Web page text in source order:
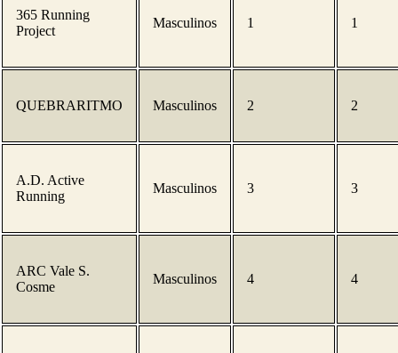
365 Running
Project
Masculinos 1 1
QUEBRARITMO Masculinos 2 2
A.D. Active
Running
Masculinos 3 3
ARC Vale S.
Cosme
Masculinos 4 4